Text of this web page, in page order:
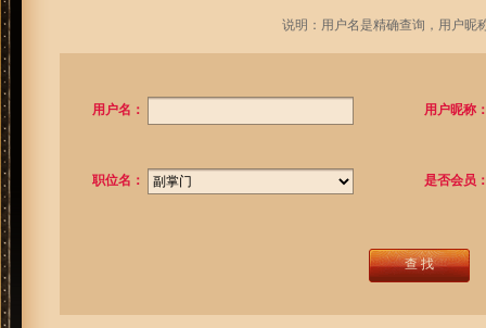
说明：用户名是精确查询，用户昵
用户名： 用户昵称
职位名： 是否会员
查 找